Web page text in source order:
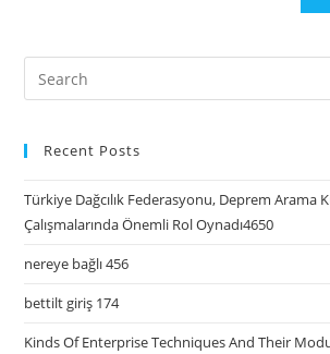
Recent Posts
Türkiye Dağcılık Federasyonu, Deprem Arama
Çalışmalarında Önemli Rol Oynadı4650
nereye bağlı 456
bettilt giriş 174
Kinds Of Enterprise Techniques And Their